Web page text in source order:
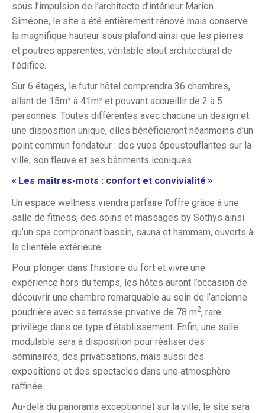
sous l’impulsion de l’architecte d’intérieur Marion
Siméone, le site a été entièrement rénové mais conserve
la magnifique hauteur sous plafond ainsi que les pierres
et poutres apparentes, véritable atout architectural de
l’édifice.
Sur 6 étages, le futur hôtel comprendra 36 chambres,
allant de 15m² à 41m² et pouvant accueillir de 2 à 5
personnes. Toutes différentes avec chacune un design et
une disposition unique, elles bénéficieront néanmoins d’un
point commun fondateur : des vues époustouflantes sur la
ville, son fleuve et ses bâtiments iconiques.
« Les maîtres-mots : confort et convivialité »
Un espace wellness viendra parfaire l’offre grâce à une
salle de fitness, des soins et massages by Sothys ainsi
qu’un spa comprenant bassin, sauna et hammam, ouverts à
la clientèle extérieure.
Pour plonger dans l’histoire du fort et vivre une
expérience hors du temps, les hôtes auront l’occasion de
découvrir une chambre remarquable au sein de l’ancienne
poudrière avec sa terrasse privative de 78 m2, rare
privilège dans ce type d’établissement. Enfin, une salle
modulable sera à disposition pour réaliser des
séminaires, des privatisations, mais aussi des
expositions et des spectacles dans une atmosphère
raffinée.
Au-delà du panorama exceptionnel sur la ville, le site sera